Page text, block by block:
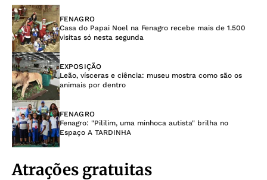
FENAGRO
Casa do Papai Noel na Fenagro recebe mais de 1.500
visitas só nesta segunda
EXPOSIÇÃO
Leão, vísceras e ciência: museu mostra como são os
animais por dentro
FENAGRO
Fenagro: "Pililim, uma minhoca autista" brilha no
Espaço A TARDINHA
Atrações gratuitas